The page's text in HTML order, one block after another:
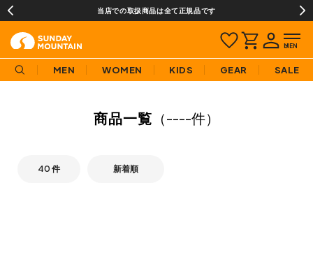
当店での取扱商品は全て正規品です
MEN WOMEN KIDS GEAR SALE
商品一覧 （----件）